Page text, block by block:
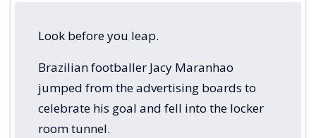
Look before you leap.
Brazilian footballer Jacy Maranhao
jumped from the advertising boards to
celebrate his goal and fell into the locker
room tunnel.